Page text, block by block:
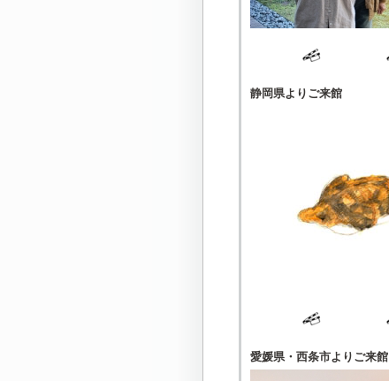
静岡県よりご来館
愛媛県・西条市よりご来館